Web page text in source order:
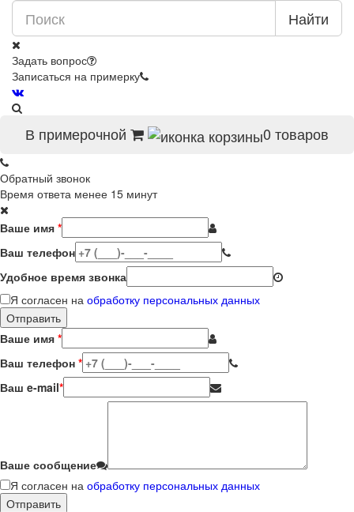
Найти
Задать вопрос
Записаться на примерку
В примерочной 0 товаров
Обратный звонок
Время ответа менее 15 минут
Ваше имя *
Ваш телефон
Удобное время звонка
Я согласен на обработку персональных данных
Ваше имя *
Ваш телефон *
Ваш e-mail*
Ваше сообщение
Я согласен на обработку персональных данных